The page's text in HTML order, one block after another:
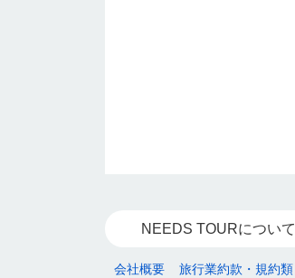
NEEDS TOURについて
会社概要 旅行業約款・規約類